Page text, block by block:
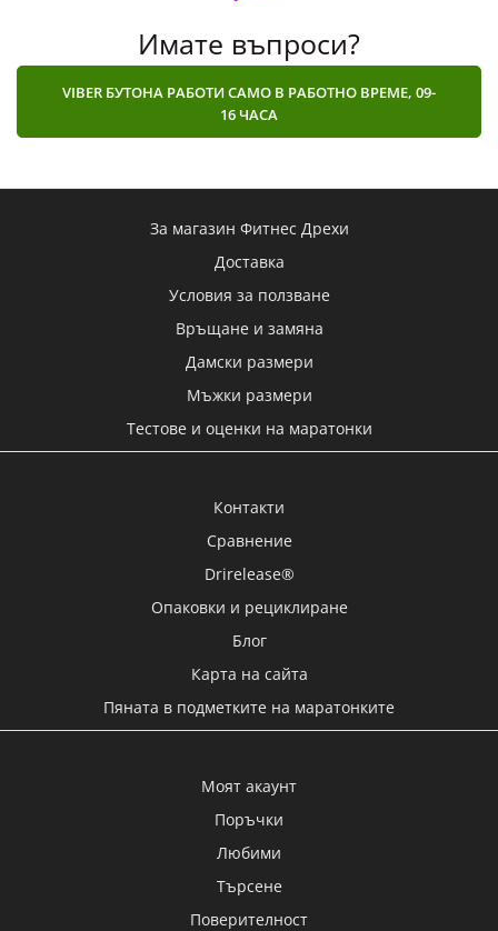
Имате въпроси?
VIBER БУТОНА РАБОТИ САМО В РАБОТНО ВРЕМЕ, 09-
16 ЧАСА
За магазин Фитнес Дрехи
Доставка
Условия за ползване
Връщане и замяна
Дамски размери
Мъжки размери
Тестове и оценки на маратонки
Контакти
Сравнение
Drirelease®
Опаковки и рециклиране
Блог
Карта на сайта
Пяната в подметките на маратонките
Моят акаунт
Поръчки
Любими
Търсене
Поверителност